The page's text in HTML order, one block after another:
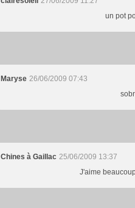
un pot
Maryse 26/06/2009 07:43
Chines à Gaillac 25/06/2009 13:37
J'aime